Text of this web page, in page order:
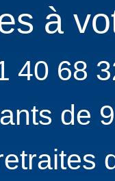
à
40 68
de